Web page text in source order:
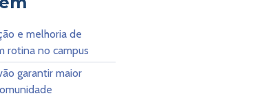
e melhoria de
rotina no campus
garantir maior